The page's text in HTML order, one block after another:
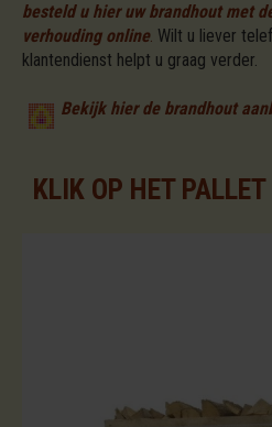
besteld u hier uw brandhout met
verhouding online. Wilt u liever
klantendienst helpt u graag verder.
Bekijk hier de brandhout